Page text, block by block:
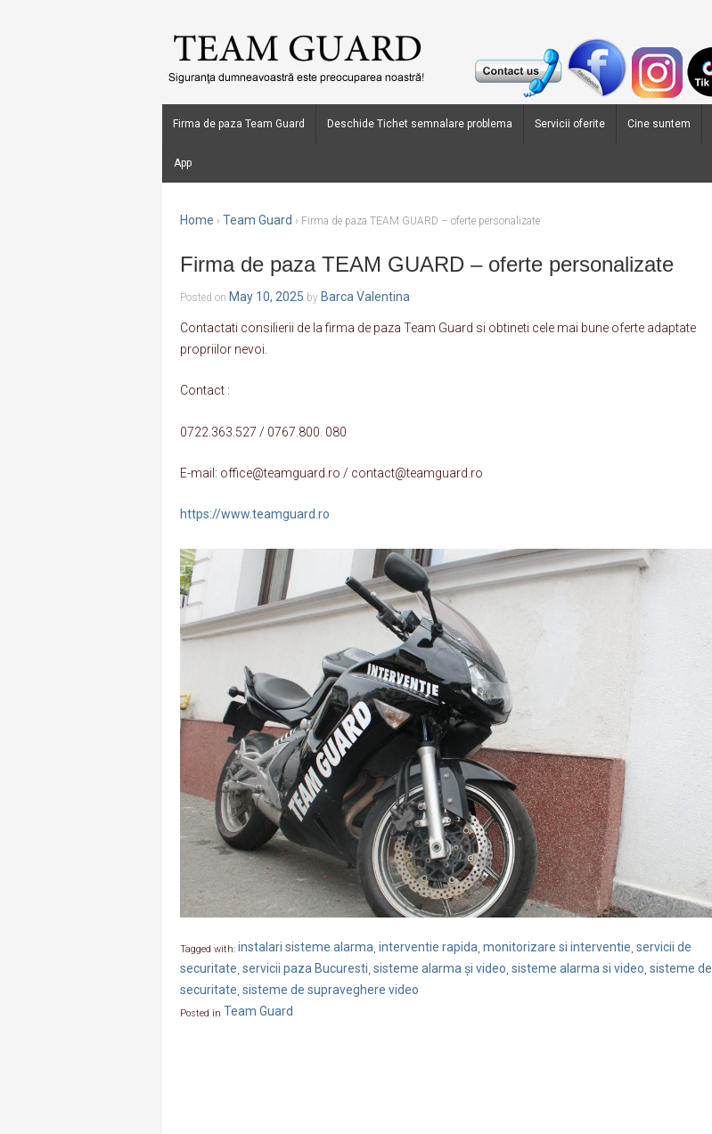
Firma de paza Team Guard Deschide Tichet semnalare problema Servicii oferite Cine suntem
App
Home › Team Guard › Firma de paza TEAM GUARD – oferte personalizate
Firma de paza TEAM GUARD – oferte personalizate
Posted on May 10, 2025 by Barca Valentina
Contactati consilierii de la firma de paza Team Guard si obtineti cele mai bune oferte adaptate
propriilor nevoi.
Contact :
0722.363.527 / 0767.800. 080
E-mail: office@teamguard.ro / contact@teamguard.ro
https://www.teamguard.ro
Tagged with: instalari sisteme alarma, interventie rapida, monitorizare si interventie, servicii de
securitate, servicii paza Bucuresti, sisteme alarma și video, sisteme alarma si video, sisteme de
securitate, sisteme de supraveghere video
Posted in Team Guard